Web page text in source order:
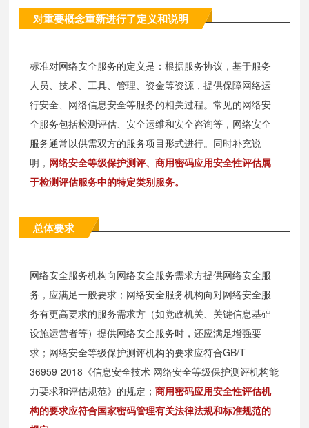
对重要概念重新进行了定义和说明
标准对网络安全服务的定义是：根据服务协议，基于服务
人员、技术、工具、管理、资金等资源，提供保障网络运
行安全、网络信息安全等服务的相关过程。常见的网络安
全服务包括检测评估、安全运维和安全咨询等，网络安全
服务通常以供需双方的服务项目形式进行。同时补充说
明， 网络安全等级保护测评、商用密码应用安全性评估属
于检测评估服务中的特定类别服务。
总体要求
网络安全服务机构向网络安全服务需求方提供网络安全服
务，应满足一般要求；网络安全服务机构向对网络安全服
务有更高要求的服务需求方（如党政机关、关键信息基础
设施运营者等）提供网络安全服务时，还应满足增强要
求；网络安全等级保护测评机构的要求应符合GB/T
36959-2018《信息安全技术 网络安全等级保护测评机构能
力要求和评估规范》的规定；商用密码应用安全性评估机
构的要求应符合国家密码管理有关法律法规和标准规范的